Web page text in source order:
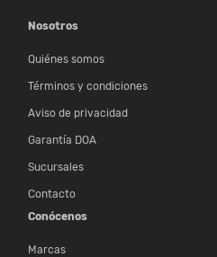
Nosotros
Quiénes somos
Términos y condiciones
Aviso de privacidad
Garantía DOA
Sucursales
Contacto
Conócenos
Marcas